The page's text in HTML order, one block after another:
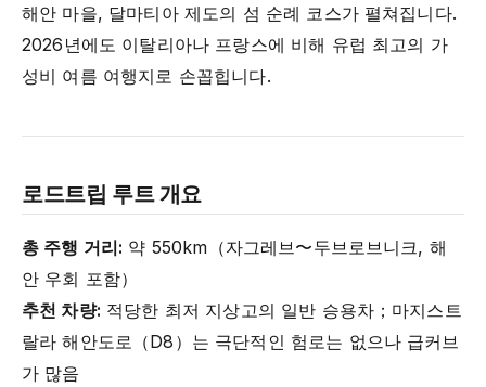
해안 마을, 달마티아 제도의 섬 순례 코스가 펼쳐집니다.
2026년에도 이탈리아나 프랑스에 비해 유럽 최고의 가
성비 여름 여행지로 손꼽힙니다.
로드트립 루트 개요
총 주행 거리: 약 550km（자그레브〜두브로브니크, 해
안 우회 포함）
추천 차량: 적당한 최저 지상고의 일반 승용차；마지스트
랄라 해안도로（D8）는 극단적인 험로는 없으나 급커브
가 많음